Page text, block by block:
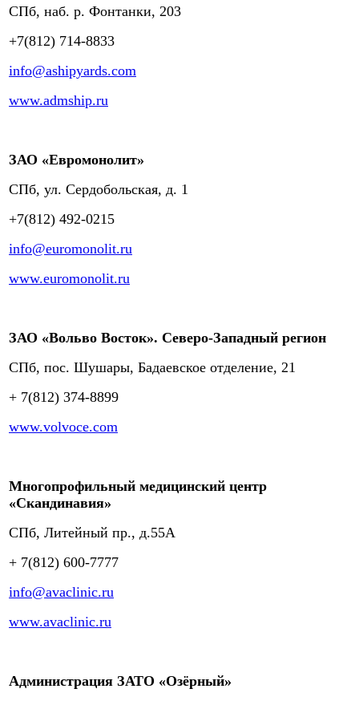
СПб, наб. р. Фонтанки, 203
+7(812) 714-8833
info@ashipyards.com
www.admship.ru
ЗАО «Евромонолит»
СПб, ул. Сердобольская, д. 1
+7(812) 492-0215
info@euromonolit.ru
www.euromonolit.ru
ЗАО «Вольво Восток». Северо-Западный регион
СПб, пос. Шушары, Бадаевское отделение, 21
+ 7(812) 374-8899
www.volvoce.com
Многопрофильный медицинский центр
«Скандинавия»
СПб, Литейный пр., д.55А
+ 7(812) 600-7777
info@avaclinic.ru
www.avaclinic.ru
Администрация ЗАТО «Озёрный»